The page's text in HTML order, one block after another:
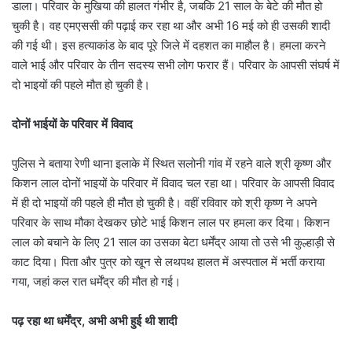
डाला। परिवार के मुखिया की हालत गंभीर है, जबकि 21 साल के बेटे की मौत हो
चुकी है। वह एमएससी की पढ़ाई कर रहा था और अभी 16 मई को ही उसकी शादी
की गई थी।‌ इस हत्याकांड के बाद पूरे जिले में दहशत का माहौल है। हमला करने
वाले भाई और परिवार के तीन सदस्य सभी लोग फरार हैं। परिवार के आपसी संघर्ष में
दो भाइयों की पहले मौत हो चुकी है।
दोनों भाईयों के परिवार में विवाद
पुलिस ने बताया रेणी थाना इलाके में स्थित सलोनी गांव में रहने वाले श्री कृष्ण और
किशन लाल दोनों भाइयों के परिवार में विवाद चल रहा था। परिवार के आपसी विवाद
में ही दो भाइयों की पहले ही मौत हो चुकी है। वहीं रविवार को श्री कृष्ण ने अपने
परिवार के साथ मौका देखकर छोटे भाई किशन लाल पर हमला कर दिया। किशन
लाल को बचाने के लिए 21 साल का उसका बेटा धर्मेंद्र आया तो उसे भी कुल्हाड़ी से
काट दिया। पिता और पुत्र को खून से लथपथ हालत में अस्पताल में भर्ती कराया
गया, जहां कल रात धर्मेंद्र की मौत हो गई।
पढ़ रहा था धर्मेंद्र, अभी अभी हुई थी शादी